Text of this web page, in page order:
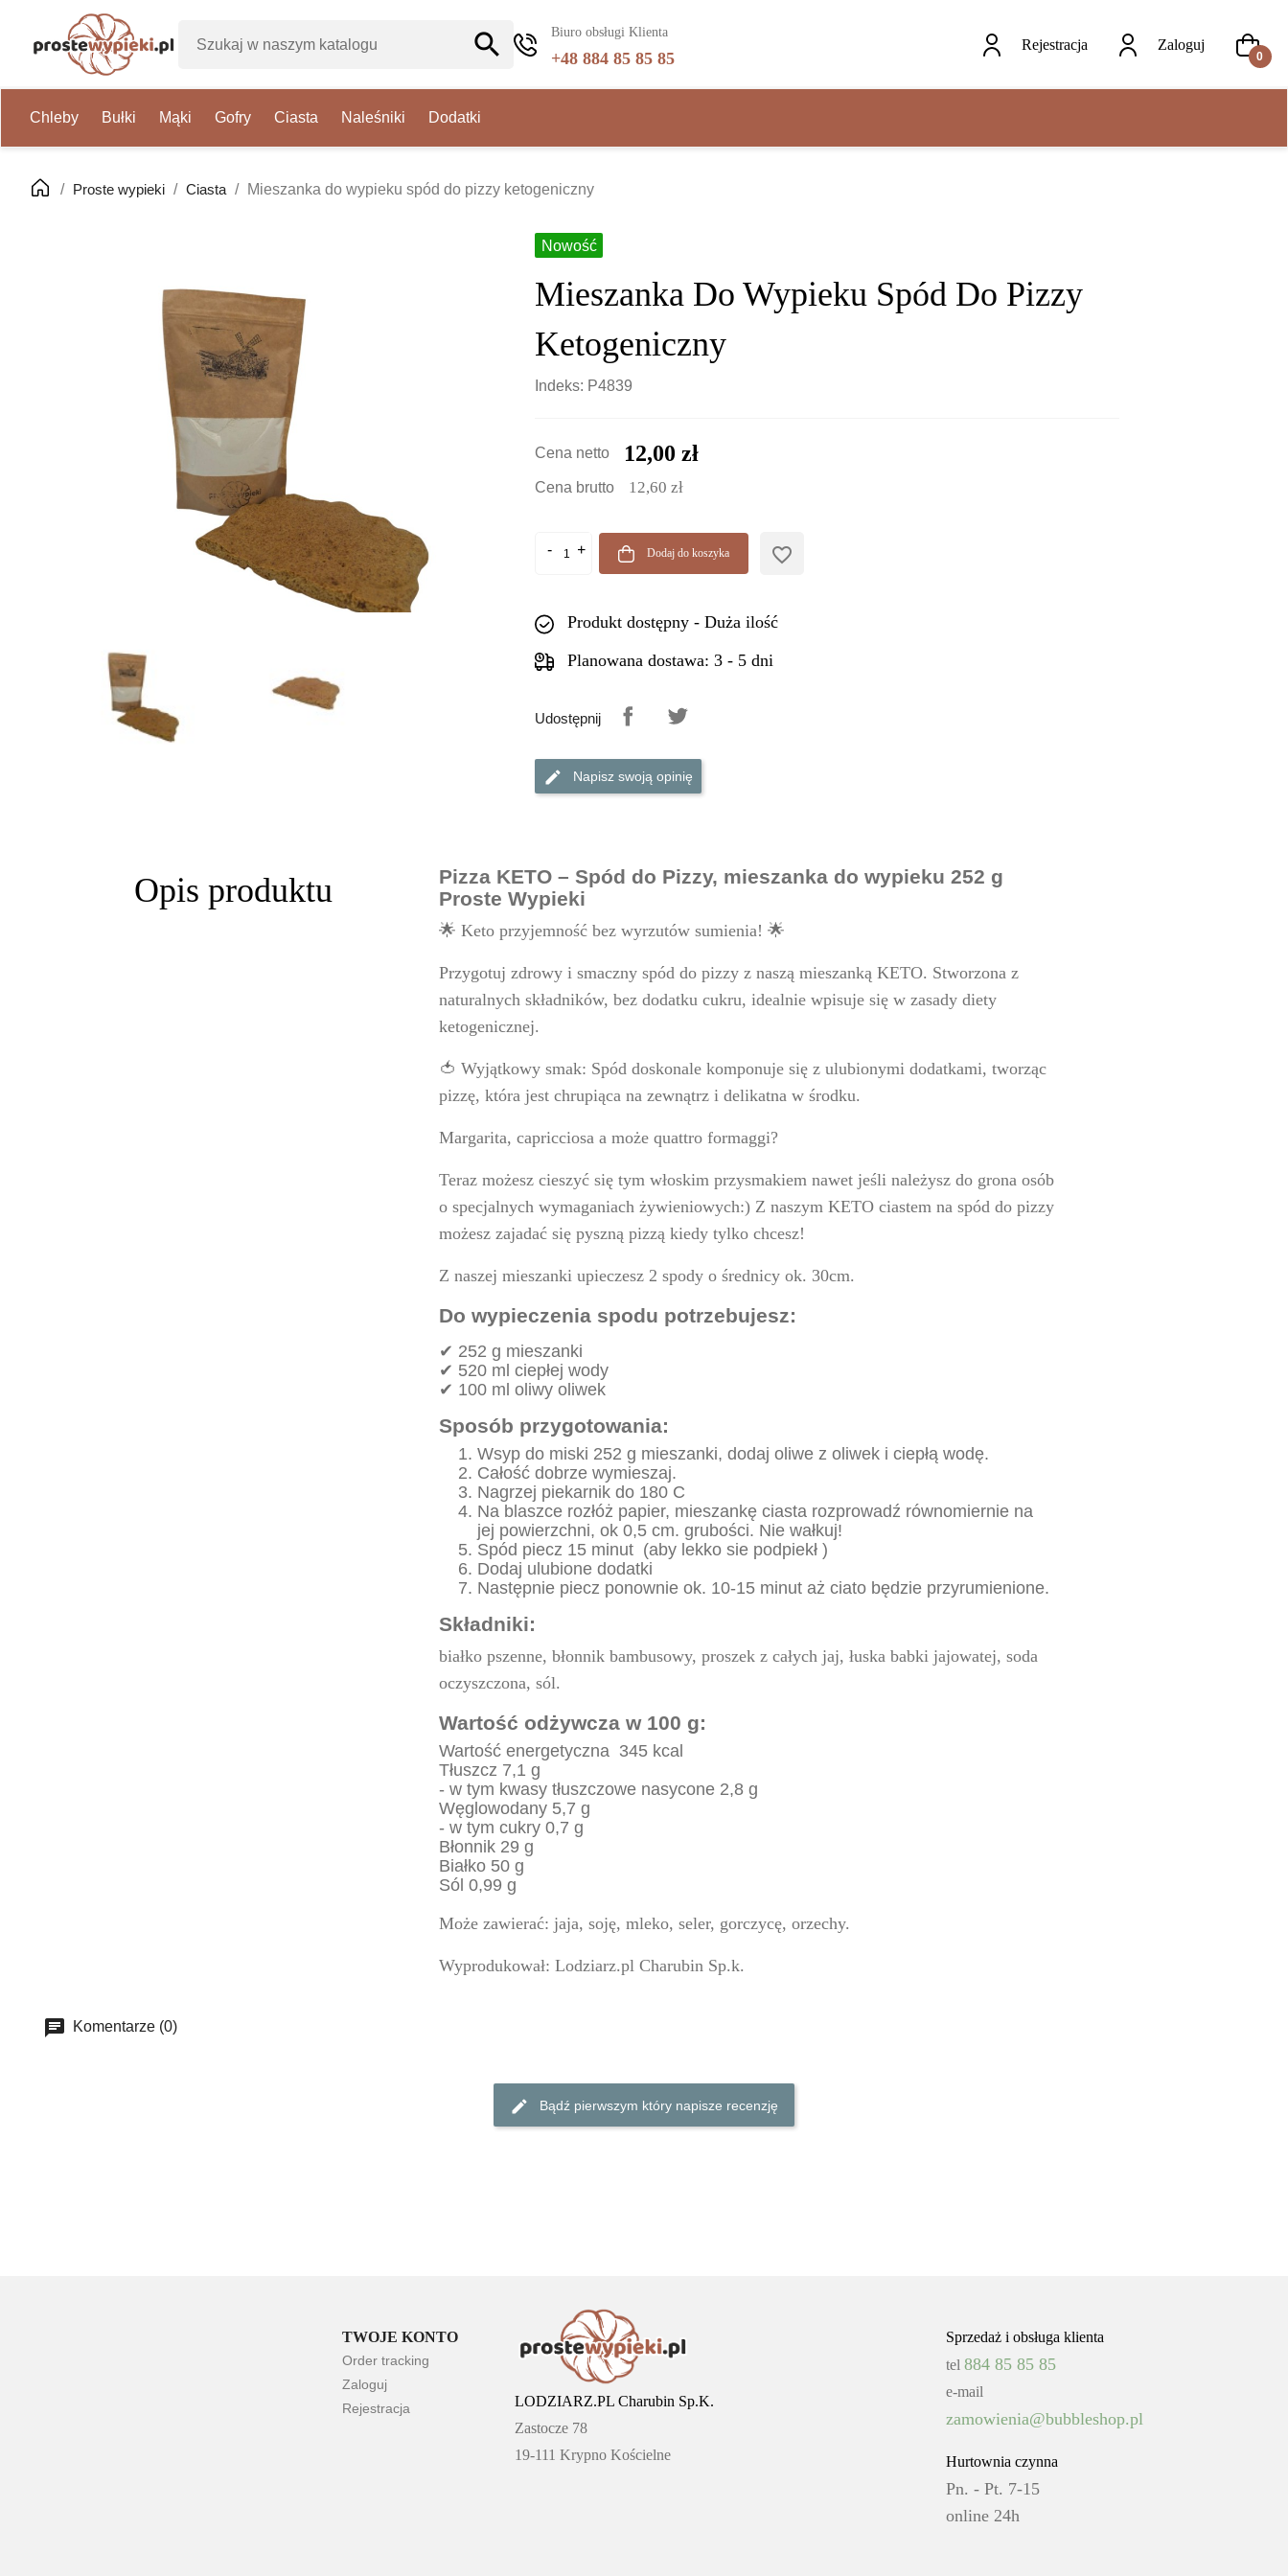
search Biuro obsługi Klienta
+48 884 85 85 85
Rejestracja Zaloguj
0
Chleby Bułki Mąki Gofry Ciasta Naleśniki Dodatki
Proste wypieki Ciasta Mieszanka do wypieku spód do pizzy ketogeniczny
Nowość
Mieszanka Do Wypieku Spód Do Pizzy
Ketogeniczny
Indeks: P4839
Cena netto 12,00 zł
Cena brutto 12,60 zł
Dodaj do koszyka favorite_border
Produkt dostępny - Duża ilość
Planowana dostawa: 3 - 5 dni
Udostępnij
Napisz swoją opinię
Opis produktu
Pizza KETO – Spód do Pizzy, mieszanka do wypieku 252 g
Proste Wypieki
🌟 Keto przyjemność bez wyrzutów sumienia! 🌟
Przygotuj zdrowy i smaczny spód do pizzy z naszą mieszanką KETO. Stworzona z
naturalnych składników, bez dodatku cukru, idealnie wpisuje się w zasady diety
ketogenicznej.
🍅 Wyjątkowy smak: Spód doskonale komponuje się z ulubionymi dodatkami, tworząc
pizzę, która jest chrupiąca na zewnątrz i delikatna w środku.
Margarita, capricciosa a może quattro formaggi?
Teraz możesz cieszyć się tym włoskim przysmakiem nawet jeśli należysz do grona osób
o specjalnych wymaganiach żywieniowych:) Z naszym KETO ciastem na spód do pizzy
możesz zajadać się pyszną pizzą kiedy tylko chcesz!
Z naszej mieszanki upieczesz 2 spodyo średnicy ok. 30cm.
Do wypieczenia spodu potrzebujesz:
✔ 252 g mieszanki
✔ 520 ml ciepłej wody
✔ 100 ml oliwy oliwek
Sposób przygotowania:
Wsyp do miski 252 g mieszanki, dodaj oliwe z oliwek i ciepłą wodę.
Całość dobrze wymieszaj.
Nagrzej piekarnik do 180 C
Na blaszce rozłóż papier, mieszankę ciasta rozprowadź równomiernie na
jej powierzchni, ok 0,5 cm. grubości. Nie wałkuj!
Spód piecz 15 minut (aby lekko sie podpiekł )
Dodaj ulubione dodatki
Następnie piecz ponownie ok. 10-15 minut aż ciato będzie przyrumienione.
Składniki:
białko pszenne, błonnik bambusowy, proszek z całych jaj, łuska babki jajowatej, soda
oczyszczona, sól.
Wartość odżywcza w 100 g:
Wartość energetyczna 345 kcal
Tłuszcz 7,1 g
- w tym kwasy tłuszczowe nasycone 2,8 g
Węglowodany 5,7 g
- w tym cukry 0,7 g
Błonnik 29 g
Białko 50 g
Sól 0,99 g
Może zawierać: jaja, soję, mleko, seler, gorczycę, orzechy.
Wyprodukował: Lodziarz.pl Charubin Sp.k.
Komentarze (0)
Bądź pierwszym który napisze recenzję
TWOJE KONTO
Order tracking
Zaloguj
Rejestracja
LODZIARZ.PL Charubin Sp.K.
Zastocze 78
19-111 Krypno Kościelne
Sprzedaż i obsługa klienta
tel 884 85 85 85
e-mail
zamowienia@bubbleshop.pl
Hurtownia czynna
Pn. - Pt. 7-15
online 24h